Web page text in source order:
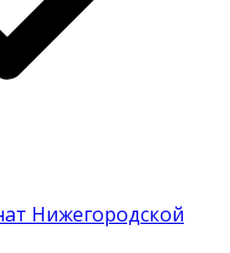
Нижегородской